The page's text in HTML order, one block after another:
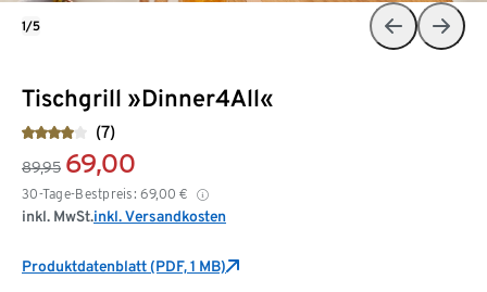
Tischgrill »Dinner4All«
(7)
89,95 69,00
30-Tage-Bestpreis: 69,00 €
inkl. MwSt.inkl. Versandkosten
Produktdatenblatt (PDF, 1 MB)
1/5